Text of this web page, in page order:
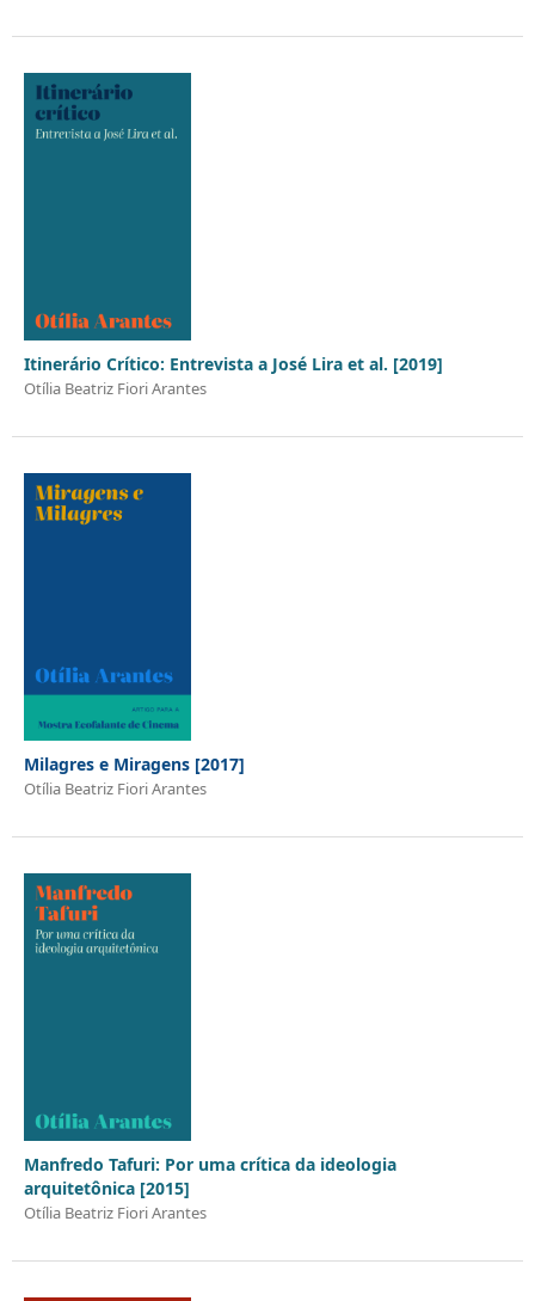
Itinerário Crítico: Entrevista a José Lira et al. [2019]
Otília Beatriz Fiori Arantes
Milagres e Miragens [2017]
Otília Beatriz Fiori Arantes
Manfredo Tafuri: Por uma crítica da ideologia
arquitetônica [2015]
Otília Beatriz Fiori Arantes